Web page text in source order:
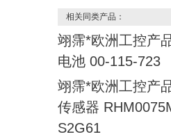
相关同类产品：
翊霈*欧洲工控产
电池 00-115-723
翊霈*欧洲工控产
传感器
S2G61